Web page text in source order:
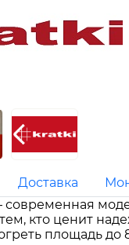
Доставка
современная
кто ценит
площадь